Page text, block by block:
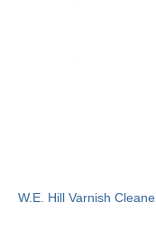
W.E. Hill Varnish